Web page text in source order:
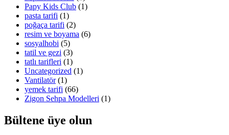
Papy Kids Club (1)
pasta tarifi (1)
poğaça tarifi (2)
resim ve boyama (6)
sosyalhobi (5)
tatil ve gezi (3)
tatlı tarifleri (1)
Uncategorized (1)
Vantilatör(1)
yemek tarifi (66)
Zigon Sehpa Modelleri (1)
Bültene üye olun